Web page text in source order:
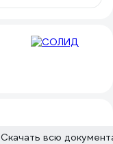
Скачать всю